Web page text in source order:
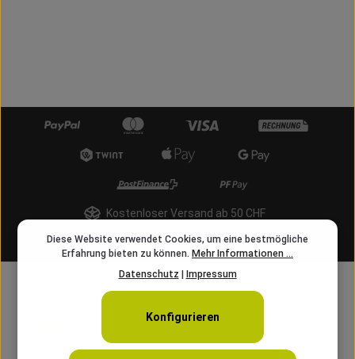
Kostenloser Versand ab 50 CHF
info@angelschnur.ch
Diese Website verwendet Cookies, um eine bestmögliche
Erfahrung bieten zu können. Mehr Informationen ...
Datenschutz
Impressum
Konfigurieren